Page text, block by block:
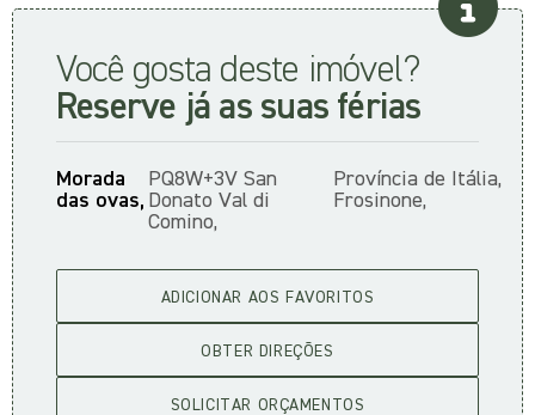
Você gosta deste imóvel?
Reserve já as suas férias
Morada
das ovas,
PQ8W+3V San
Donato Val di
Comino,
Província de
Frosinone,
Itália,
ADICIONAR AOS FAVORITOS
OBTER DIREÇÕES
SOLICITAR ORÇAMENTOS